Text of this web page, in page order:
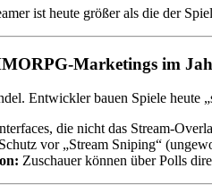
ist heute größer als die der
Marketings im
Entwickler bauen Spiele heute
die nicht das Stream-
Schutz vor „Stream Sniping“
Zuschauer können über Polls